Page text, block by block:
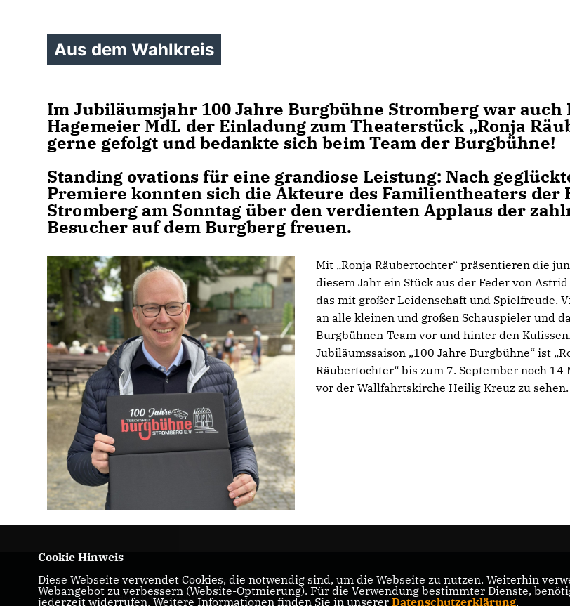
Aus dem Wahlkreis
Im Jubiläumsjahr 100 Jahre Burgbühne Stromberg war auch
Hagemeier MdL der Einladung zum Theaterstück „Ronja
gerne gefolgt und bedankte sich beim Team der Burgbühne!
Standing ovations für eine grandiose Leistung: Nach
Premiere konnten sich die Akteure des Familientheaters der
Stromberg am Sonntag über den verdienten Applaus der
Besucher auf dem Burgberg freuen.
Mit „Ronja Räubertochter“ präsentieren die
diesem Jahr ein Stück aus der Feder von
das mit großer Leidenschaft und Spielfreude.
an alle kleinen und großen Schauspieler und
Burgbühnen-Team vor und hinter den
Jubiläumssaison „100 Jahre Burgbühne“ ist
Räubertochter“ bis zum 7. September noch 14
vor der Wallfahrtskirche Heilig Kreuz zu
Herzlich Willkommen beim CDU Stadtverband
Sassenberg-Füchtorf
Cookie Hinweis
Diese Webseite verwendet Cookies, die notwendig sind, um die Webseite zu nutzen. Weiterhin
Webangebot zu verbessern (Website-Optmierung). Für die Verwendung bestimmter Dienste,
jederzeit widerrufen. Weitere Informationen finden Sie in unserer Datenschutzerklärung.